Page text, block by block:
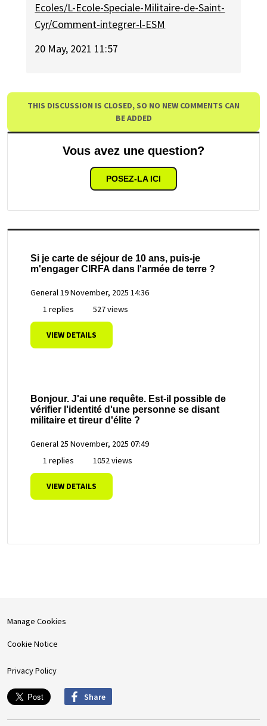
Ecoles/L-Ecole-Speciale-Militaire-de-Saint-
Cyr/Comment-integrer-l-ESM
20 May, 2021 11:57
THIS DISCUSSION IS CLOSED, SO NO NEW COMMENTS CAN
BE ADDED
Vous avez une question?
POSEZ-LA ICI
Si je carte de séjour de 10 ans, puis-je
m'engager CIRFA dans l'armée de terre ?
General19 November, 2025 14:36
1 replies
527 views
VIEW DETAILS
Bonjour. J'ai une requête. Est-il possible de
vérifier l'identité d'une personne se disant
militaire et tireur d'élite ?
General 25 November, 2025 07:49
1 replies
1052 views
VIEW DETAILS
Manage Cookies
Cookie Notice
Privacy Policy
Share